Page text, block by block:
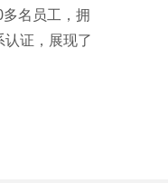
名员工，拥
证，展现了